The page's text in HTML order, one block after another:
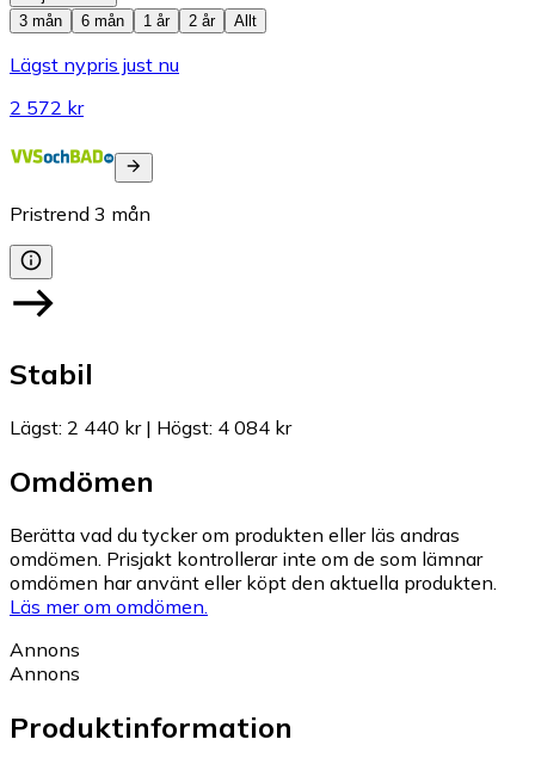
3 mån
6 mån 1 år 2 år Allt
Lägst nypris just nu
2 572 kr
Pristrend 3 mån
Stabil
Lägst: 2 440 kr| Högst: 4 084 kr
Omdömen
Berätta vad du tycker om produkten eller läs andras
omdömen. Prisjakt kontrollerar inte om de som lämnar
omdömen har använt eller köpt den aktuella produkten.
Läs mer om omdömen.
Annons
Annons
Produktinformation